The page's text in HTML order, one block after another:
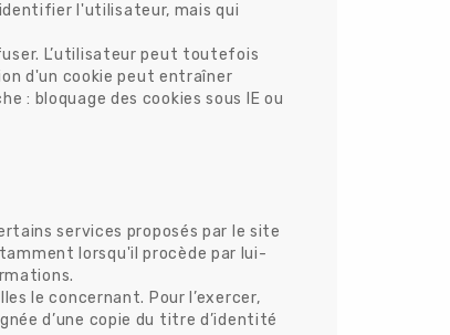
l'utilisateur, mais qui
L’utilisateur peut toutefois
d'un cookie peut entraîner
: bloquage des cookies sous IE ou
services proposés par le site
lorsqu'il procède par lui-
le concernant. Pour l’exercer,
d’une copie du titre d’identité